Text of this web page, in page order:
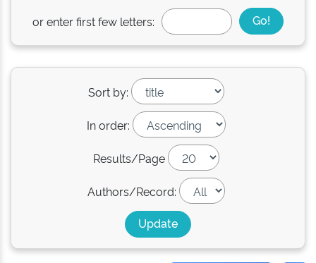
or enter first few letters:
Sort by:
In order:
Results/Page
Authors/Record: